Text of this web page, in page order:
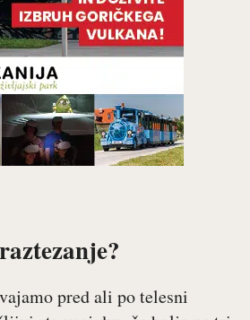
pred ali po telesni